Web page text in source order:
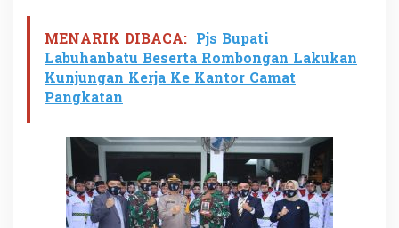
MENARIK DIBACA: Pjs Bupati
Labuhanbatu Beserta Rombongan Lakukan
Kunjungan Kerja Ke Kantor Camat
Pangkatan